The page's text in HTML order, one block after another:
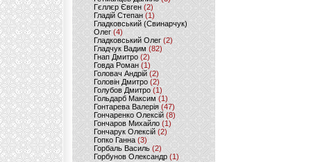
Гєллєр Євген (2)
Гладій Степан(1)
Гладковський (Свинарчук)
Олег (4)
Гладковський Олег (2)
Гладчук Вадим (82)
Гнап Дмитро (2)
Говда Роман(1)
Головач Андрій (2)
Головін Дмитро (2)
Голубов Дмитро (1)
Гольдарб Максим(1)
Гонтарева Валерія (47)
Гончаренко Олексій(8)
Гончаров Михайло (1)
Гончарук Олексій (2)
Гопко Ганна (3)
Горбаль Василь (2)
Горбунов Олександр (1)